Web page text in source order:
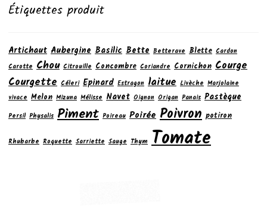
Étiquettes produit
Artichaut Aubergine Basilic Bette Betterave Blette Cardon
Carotte Chou Citrouille Concombre Coriandre Cornichon Courge
Courgette Céleri Epinard Estragon laitue Livèche Marjolaine
vivace Melon Mizuna Mélisse Navet Oignon Origan Panais Pastèque
Persil Physalis Piment Poireau Poirée Poivron potiron
Rhubarbe Roquette Sarriette Sauge Thym Tomate